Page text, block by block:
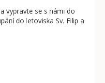
vypravte se s námi do
do letoviska Sv. Filip a